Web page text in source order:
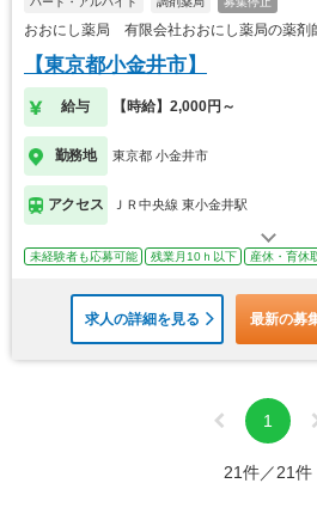
おおにし薬局 有限会社おおにし薬局の薬剤
【東京都小金井市】
給与 【時給】2,000円～
勤務地 東京都 小金井市
アクセス ＪＲ中央線 東小金井駅
未経験者も応募可能 残業月10ｈ以下 産休・育休
求人の詳細を見る 最新の募
1
21件／21件